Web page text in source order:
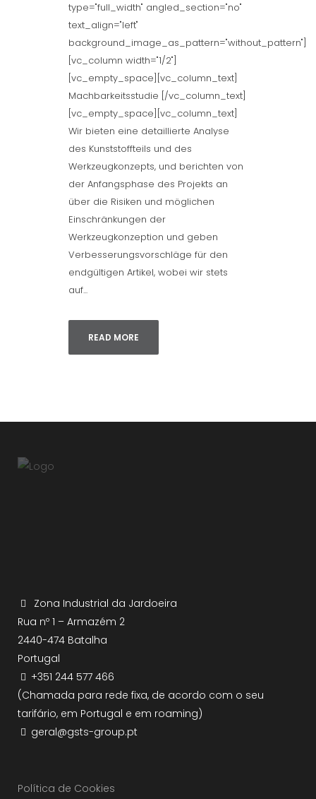
type="full_width" angled_section="no"
text_align="left"
background_image_as_pattern="without_pattern"]
[vc_column width="1/2"]
[vc_empty_space][vc_column_text]
Machbarkeitsstudie [/vc_column_text]
[vc_empty_space][vc_column_text]
Wir bieten eine detaillierte Analyse
des Kunststoffteils und des
Werkzeugkonzepts, und berichten von
der Anfangsphase des Projekts an
über die Risiken und möglichen
Einschränkungen der
Werkzeugkonzeption und geben
Verbesserungsvorschläge für den
endgültigen Artikel, wobei wir stets
auf...
READ MORE
Zona Industrial da Jardoeira
Rua nº 1 – Armazém 2
2440-474 Batalha
Portugal
+351 244 577 466
(Chamada para rede fixa, de acordo com o seu
tarifário, em Portugal e em roaming)
geral@gsts-group.pt
Política de Cookies